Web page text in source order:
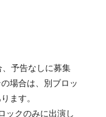
予告なしに募集
場合は、別ブロッ
ます。
ックのみに出演し